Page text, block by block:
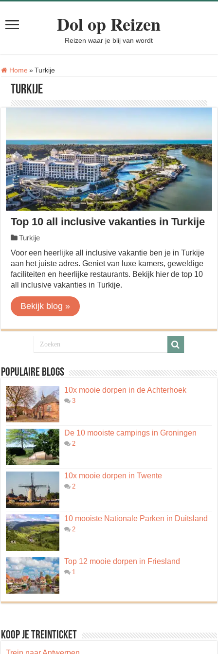
Dol op Reizen
Reizen waar je blij van wordt
Home »Tag:
Turkije
Turkije
Top 10 all inclusive vakanties in Turkije
Turkije
Voor een heerlijke all inclusive vakantie ben je in Turkije
aan het juiste adres. Geniet van luxe kamers, geweldige
faciliteiten en heerlijke restaurants. Bekijk hier de top 10
all inclusive vakanties in Turkije.
Bekijk blog »
Populaire blogs
10x mooie dorpen in de Achterhoek
3
De 10 mooiste campings in Groningen
2
10x mooie dorpen in Twente
2
10 mooiste Nationale Parken in Duitsland
2
Top 12 mooie dorpen in Friesland
1
Koop je treinticket